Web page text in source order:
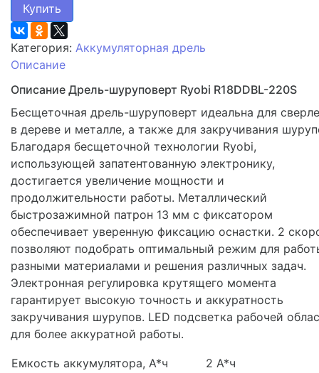
Купить
Категория: Аккумуляторная дрель
Описание
Описание Дрель-шуруповерт Ryobi R18DDBL-220S
Бесщеточная дрель-шуруповерт идеальна для
в дереве и металле, а также для закручивания
Благодаря бесщеточной технологии Ryobi,
использующей запатентованную электронику,
достигается увеличение мощности и
продолжительности работы. Металлический
быстрозажимной патрон 13 мм с фиксатором
обеспечивает уверенную фиксацию оснастки. 2
позволяют подобрать оптимальный режим для
разными материалами и решения различных задач.
Электронная регулировка крутящего момента
гарантирует высокую точность и аккуратность
закручивания шурупов. LED подсветка рабочей
для более аккуратной работы.
Емкость аккумулятора, А*ч
2 А*ч